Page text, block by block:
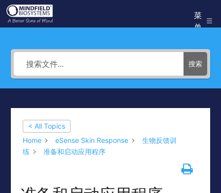
跳
至Mindfield
菜
单
搜索
< All Topics
Home
eSense Skin Response
生物反馈训
练
准备和启动应用程序